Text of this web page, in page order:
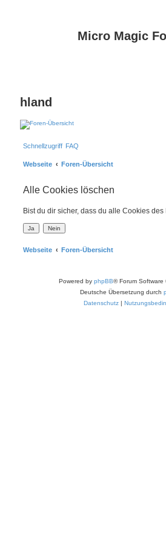
Micro Magic
hland
Schnellzugriff FAQ
Webseite Foren-Übersicht
Alle Cookies löschen
Bist du dir sicher, dass du alle Cookies
Webseite Foren-Übersicht
Powered by phpBB® Forum Software
Deutsche Übersetzung durch
Datenschutz|